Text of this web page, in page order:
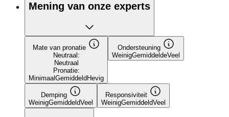
Mening van onze experts
Mate van pronatie
Neutraal:
Neutraal
Pronatie:
MinimaalGemiddeldHevig
Ondersteuning
WeinigGemiddeldeVeel
Demping
WeinigGemiddeldVeel
Responsiviteit
WeinigGemiddeldVeel